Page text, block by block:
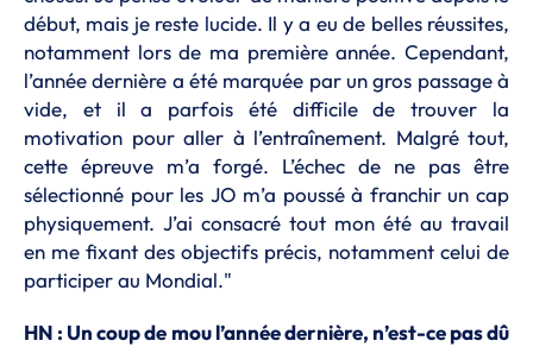
début, mais je reste lucide. Il y a eu de belles réussites,
notamment lors de ma première année. Cependant,
l’année dernière a été marquée par un gros passage à
vide, et il a parfois été difficile de trouver la
motivation pour aller à l’entraînement. Malgré tout,
cette épreuve m’a forgé. L’échec de ne pas être
sélectionné pour les JO m’a poussé à franchir un cap
physiquement. J’ai consacré tout mon été au travail
en me fixant des objectifs précis, notamment celui de
participer au Mondial."
HN : Un coup de mou l’année dernière, n’est-ce pas dû